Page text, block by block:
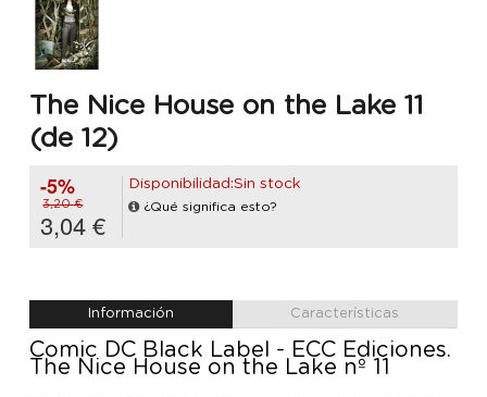
The Nice House on the Lake 11
(de 12)
-5%
3,20 €
3,04 €
Disponibilidad:Sin stock
¿Qué significa esto?
Información Características
Comic DC Black Label - ECC Ediciones.
The Nice House on the Lake nº 11